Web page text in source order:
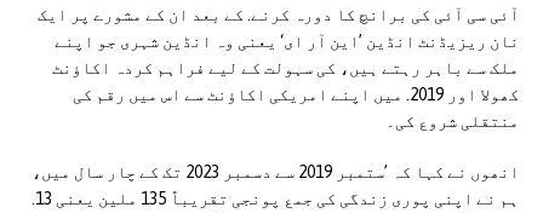
آئی سی آئی کی برانچ کا دورہ کرنے. کے بعد ان کے مشورے پر ایک
نان ریزیڈنٹ انڈین ’این آر ای‘ یعنی وہ انڈین شہری جو اپنے
ملک سے باہر رہتے ہیں، کی سہولت کے لیے فراہم کردہ اکاؤنٹ
کھولا اور 2019. میں اپنے امریکی اکاؤنٹ سے اس میں رقم کی
منتقلی شروع کی۔
انھوں نے کہا کہ ’ستمبر 2019 سے دسمبر 2023 تک کے چار سال میں،